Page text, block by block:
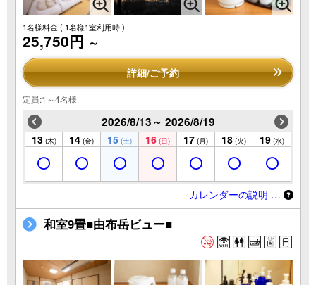
1名様料金( 1名様1室利用時 )
25,750円 ～
詳細/ご予約
定員:1～4名様
2026/8/13～ 2026/8/19
13 (木) 14 (金) 15 (土) 16 (日) 17 (月) 18 (火) 19 (水)
カレンダーの説明 …
和室9畳■由布岳ビュー■